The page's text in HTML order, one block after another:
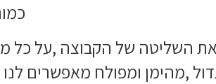
השליטה של הקבוצה ,על כל
,מהימן ומפולח מאפשרים